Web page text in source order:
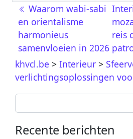
Post navigation
Waarom wabi-sabi
en orientalisme
harmonieus
samenvloeien in 2026
reis
khvcl.be > Interieur >
verlichtingsoplossingen
Search for:
Recente berichten